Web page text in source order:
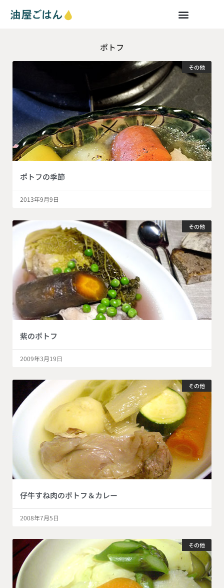
ポトフ
その他
ポトフの季節
2013年9月9日
その他
紫のポトフ
2009年3月19日
その他
仔牛すね肉のポトフ＆カレー
2008年7月5日
その他